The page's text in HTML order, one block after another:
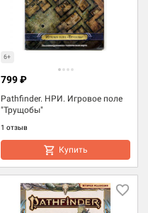
6+
Pathfinder. НРИ. Игровое поле
"Трущобы"
1 отзыв
799 ₽
Купить